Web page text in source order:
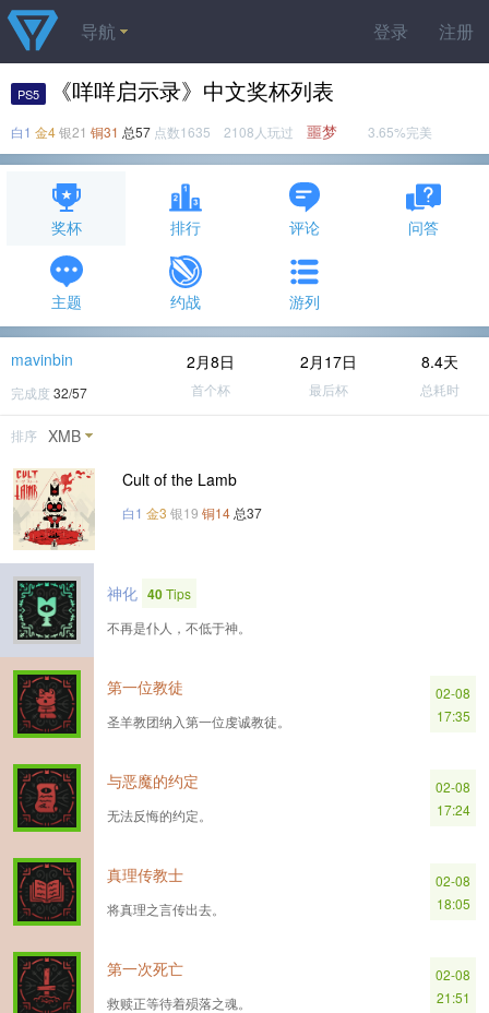
登录 注册
导航
PS5 《咩咩启示录》中文奖杯列表
白1 金4银21 铜31 总57 点数1635 2108人玩过 噩梦 3.65%完美
奖杯 排行 评论 问答
主题 约战 游列
mavinbin
完成度 32/57
2月8日
首个杯
2月17日
最后杯
8.4天
总耗时
排序 XMB
Cult of the Lamb
白1 金3 银19 铜14 总37
神化 40Tips
不再是仆人，不低于神。
第一位教徒
圣羊教团纳入第一位虔诚教徒。
02-08
17:35
与恶魔的约定
无法反悔的约定。
02-08
17:24
真理传教士
将真理之言传出去。
02-08
18:05
第一次死亡
救赎正等待着殒落之魂。
02-08
21:51